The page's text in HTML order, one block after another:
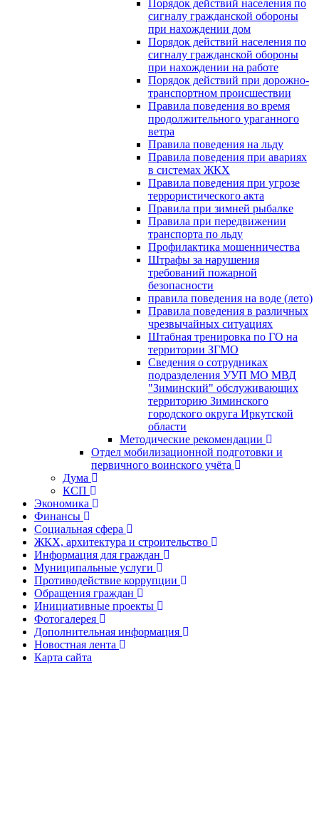
Порядок действий населения по
сигналу гражданской обороны
при нахождении дом
Порядок действий населения по
сигналу гражданской обороны
при нахождении на работе
Порядок действий при дорожно-
транспортном происшествии
Правила поведения во время
продолжительного ураганного
ветра
Правила поведения на льду
Правила поведения при авариях
в системах ЖКХ
Правила поведения при угрозе
террористического акта
Правила при зимней рыбалке
Правила при передвижении
транспорта по льду
Профилактика мошенничества
Штрафы за нарушения
требований пожарной
безопасности
правила поведения на воде (лето)
Правила поведения в различных
чрезвычайных ситуациях
Штабная тренировка по ГО на
территории ЗГМО
Сведения о сотрудниках
подразделения УУП МО МВД
"Зиминский" обслуживающих
территорию Зиминского
городского округа Иркутской
области
Методические рекомендации
Отдел мобилизационной подготовки и
первичного воинского учёта
Дума
КСП
Экономика
Финансы
Социальная сфера
ЖКХ, архитектура и строительство
Информация для граждан
Муниципальные услуги
Противодействие коррупции
Обращения граждан
Инициативные проекты
Фотогалерея
Дополнительная информация
Новостная лента
Карта сайта